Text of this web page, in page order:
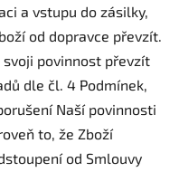
a vstupu do zásilky,
od dopravce převzít.
povinnost převzít
dle čl. 4 Podmínek,
Naší povinnosti
to, že Zboží
od Smlouvy